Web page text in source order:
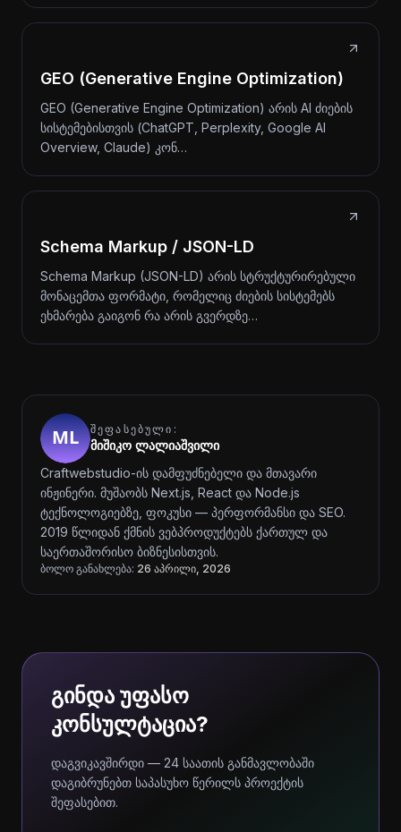
GEO (Generative Engine Optimization)
GEO (Generative Engine Optimization) არის AI ძიების
სისტემებისთვის (ChatGPT, Perplexity, Google AI
Overview, Claude) კონ…
Schema Markup / JSON-LD
Schema Markup (JSON-LD) არის სტრუქტურირებული
მონაცემთა ფორმატი, რომელიც ძიების სისტემებს
ეხმარება გაიგონ რა არის გვერდზე…
ᲨᲔᲤᲐᲡᲔᲑᲣᲚᲘ:
მიშიკო ლალიაშვილი
Craftwebstudio-ის დამფუძნებელი და მთავარი
ინჟინერი. მუშაობს Next.js, React და Node.js
ტექნოლოგიებზე, ფოკუსი — პერფორმანსი და SEO.
2019 წლიდან ქმნის ვებპროდუქტებს ქართულ და
საერთაშორისო ბიზნესისთვის.
ბოლო განახლება: 26 აპრილი, 2026
გინდა უფასო
კონსულტაცია?
დაგვიკავშირდი — 24 საათის განმავლობაში
დაგიბრუნებთ საპასუხო წერილს პროექტის
შეფასებით.